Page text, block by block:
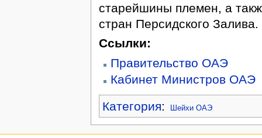
старейшины племен, а
стран Персидского Залива.
Ссылки:
Правительство ОАЭ
Кабинет Министров ОАЭ
Категория: Шейхи ОАЭ